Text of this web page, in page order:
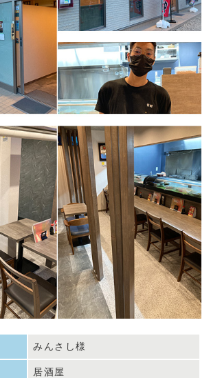
みんさし様
居酒屋